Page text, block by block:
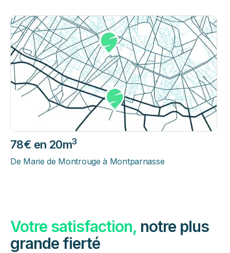
78€ en 20m3
De Marie de Montrouge à Montparnasse
Votre satisfaction, notre plus
grande fierté